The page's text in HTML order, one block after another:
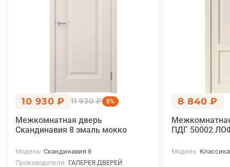
10 930 ₽ 11 930 ₽ 8%
Межкомнатная дверь
Скандинавия 8 эмаль мокко
Модель Скандинавия 8
Производители ГАЛЕРЕЯ ДВЕРЕЙ
8 840 ₽
ПДГ 50002
Модель